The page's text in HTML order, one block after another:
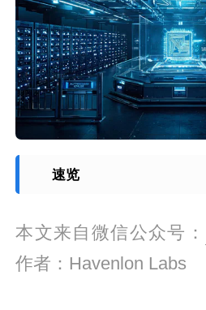
速览
本文来自微信公众号：
作者：Havenlon Labs